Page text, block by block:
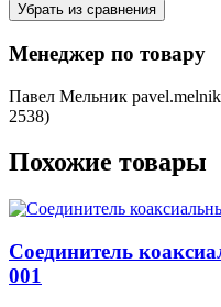
Убрать из сравнения
Менеджер по товару
Павел Мельник
2538)
Похожие товары
Соединитель
001